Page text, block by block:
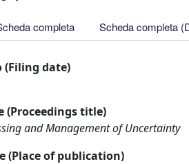
completa Scheda completa
(Filing date)
(Proceedings title)
and Management of Uncertainty
(Place of publication)